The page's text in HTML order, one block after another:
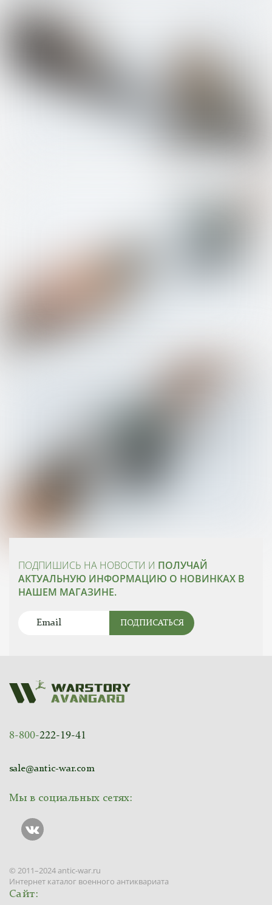
ПОДПИШИСЬ НА НОВОСТИ И ПОЛУЧАЙ
АКТУАЛЬНУЮ ИНФОРМАЦИЮ О НОВИНКАХ В
НАШЕМ МАГАЗИНЕ.
ПОДПИСАТЬСЯ
8-800-222-19-41
sale@antic-war.com
Мы в социальных сетях:
© 2011–2024 antic-war.ru
Интернет каталог военного антиквариата
Сайт: